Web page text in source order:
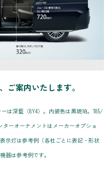
ご案内いたします。
は深藍〈8Y4〉。内装色は黒琥珀。185/
ーオーナメントはメーカーオプショ
灯は参考例（各社ごとに表記・形状
は参考例です。